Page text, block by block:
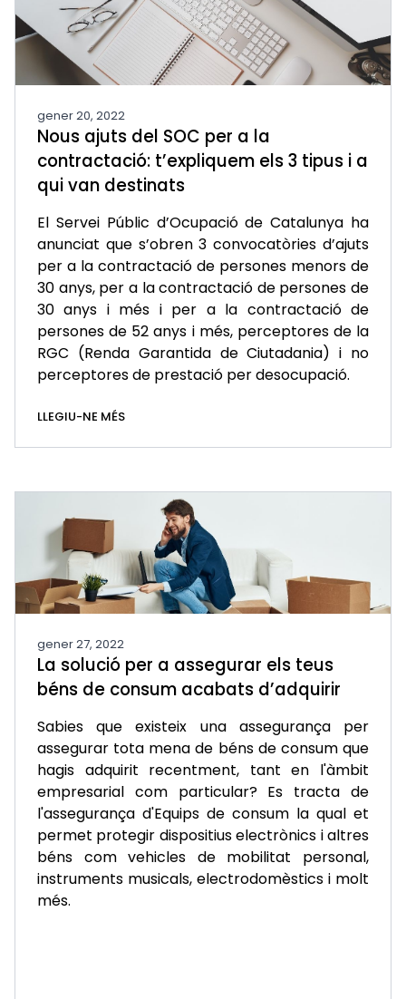
gener 20, 2022
Nous ajuts del SOC per a la
contractació: t’expliquem els 3 tipus i a
qui van destinats
El Servei Públic d’Ocupació de Catalunya ha
anunciat que s’obren 3 convocatòries d’ajuts
per a la contractació de persones menors de
30 anys, per a la contractació de persones de
30 anys i més i per a la contractació de
persones de 52 anys i més, perceptores de la
RGC (Renda Garantida de Ciutadania) i no
perceptores de prestació per desocupació.
LLEGIU-NE MÉS
gener 27, 2022
La solució per a assegurar els teus
béns de consum acabats d’adquirir
Sabies que existeix una assegurança per
assegurar tota mena de béns de consum que
hagis adquirit recentment, tant en l'àmbit
empresarial com particular? Es tracta de
l'assegurança d'Equips de consum la qual et
permet protegir dispositius electrònics i altres
béns com vehicles de mobilitat personal,
instruments musicals, electrodomèstics i molt
més.